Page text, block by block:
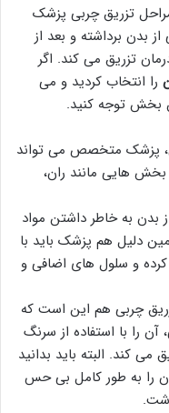
تزریق چربی پزشک
بدن برداشته و بعد از
تزریق می کند. اگر
را انتخاب کردید و می
بخش توجه کنید.
پزشک متخصص می تواند
بخش هایی مانند ران،
بدن به خاطر داشتن مواد
دلیل هم پزشک باید با
کرده و سلول های اضافی و
چربی هم این است که
را با استفاده از سرنگ
می کند. البته باید بدانید
را به طور کامل بی حس